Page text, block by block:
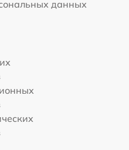
данных